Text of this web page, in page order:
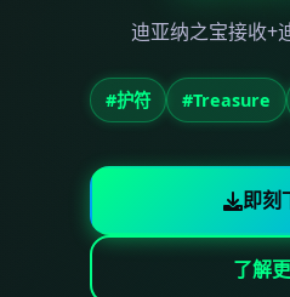
迪亚纳之宝接收+
#护符 #Treasure
即刻
了解